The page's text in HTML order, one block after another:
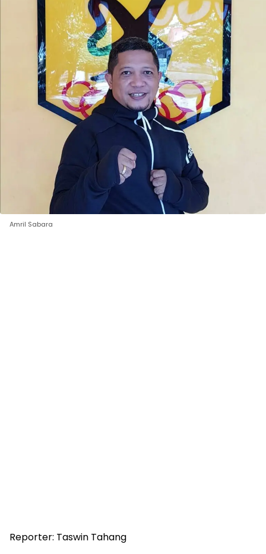
Amril Sabara
Reporter: Taswin Tahang